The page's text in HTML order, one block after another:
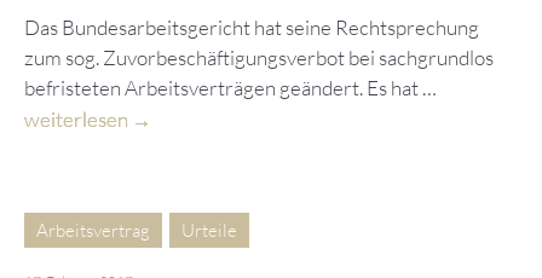
Das Bundesarbeitsgericht hat seine Rechtsprechung
zum sog. Zuvorbeschäftigungsverbot bei sachgrundlos
befristeten Arbeitsverträgen geändert. Es hat …
weiterlesen
Arbeitsvertrag Urteile